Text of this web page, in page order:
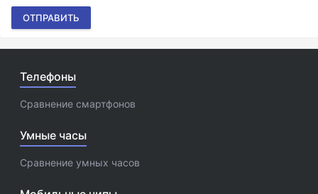
ОТПРАВИТЬ
Телефоны
Сравнение смартфонов
Умные часы
Сравнение умных часов